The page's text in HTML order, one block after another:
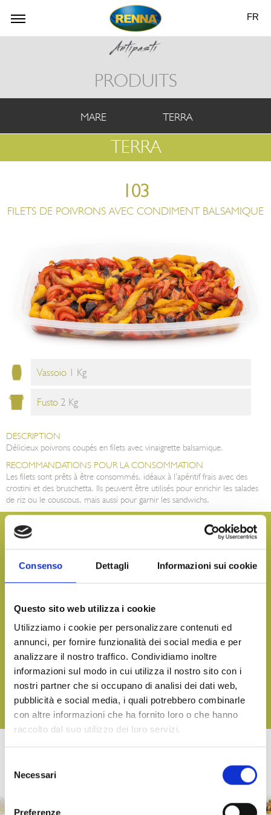
Consenso Dettagli Informazioni sui cookie
Questo sito web utilizza i cookie
Utilizziamo i cookie per personalizzare contenuti ed
annunci, per fornire funzionalità dei social media e per
analizzare il nostro traffico. Condividiamo inoltre
informazioni sul modo in cui utilizza il nostro sito con i
nostri partner che si occupano di analisi dei dati web,
pubblicità e social media, i quali potrebbero combinarle
con altre informazioni che ha fornito loro o che hanno
raccolto dal suo utilizzo dei loro servizi.
delNecessari
Preferenze
FR
PRODUITS
MARE TERRA
TERRA
103
FILETS DE POIVRONS AVEC CONDIMENT BALSAMIQUE
Vassoio 1 Kg
Fusto 2 Kg
DESCRIPTION
Délicieux poivrons coupés en filets avec vinaigrette balsamique.
RECOMMANDATIONS POUR LA CONSOMMATION
Les filets sont prêts à être consommés, idéaux à l’apéritif frais avec des
crostini et des bruschetta. Ils peuvent être utilisés pour enrichir les salades
de riz ou le couscous, mais aussi pour garnir les sandwichs.
Vous voulez plus d’informations et recevoir notre catalogue
de produits?
CONTACTEZ-NOUS
Apportez le goût de la mer sur votre table, en toute
occasion
TÉLÉCHARGEZ NOTRE CATALOGUE ET DÉCOUVREZ TOUS
NOS DÉLICES
TÉLÉCHARGEZ
AUTRES PRODUITS DE LA LINEA TERRA